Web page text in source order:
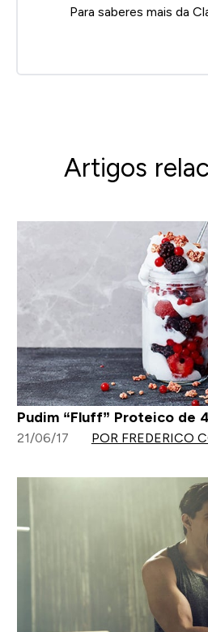
Para saberes mais da
Artigos
Pudim “Fluff” Proteico de
21/06/17 POR FREDERICO